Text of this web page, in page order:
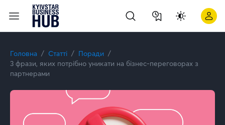
Головна Статті
Поради
3 фрази, яких потрібно уникати на бізнес-переговорах з
партнерами
3 фрази, яких уникати на бізнес-переговорах | Kyivstar